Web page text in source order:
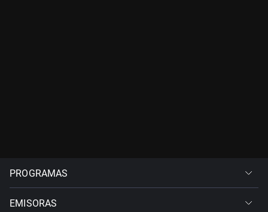
PROGRAMAS
EMISORAS